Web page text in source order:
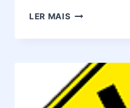
LER MAIS PLACAS
TRÂNSITO
SIGNIFICADO
DA
PLACA
A-